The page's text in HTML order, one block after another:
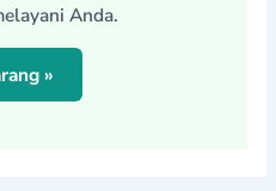
Anda.
»